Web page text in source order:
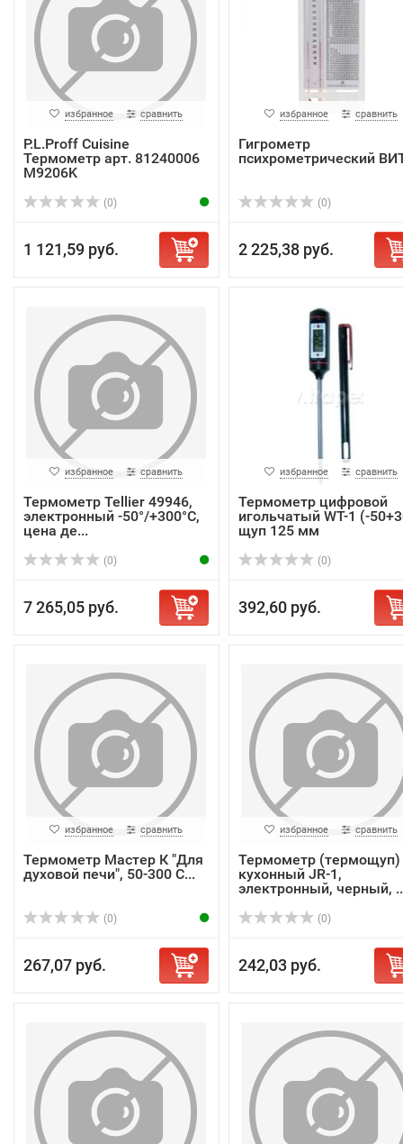
избранное сравнить
P.L.Proff Cuisine
Термометр арт. 81240006
M9206K
(0)
1 121,59 руб.
избранное сравнить
Гигрометр
психрометрический
(0)
2 225,38 руб.
избранное сравнить
Термометр Tellier 49946,
электронный -50°/+300°C,
цена де...
(0)
7 265,05 руб.
избранное сравнить
Термометр цифровой
игольчатый WT-1 (-
щуп 125 мм
(0)
392,60 руб.
избранное сравнить
Термометр Мастер К "Для
духовой печи", 50-300 C...
(0)
267,07 руб.
избранное сравнить
Термометр (термощуп)
кухонный JR-1,
электронный, черный,
(0)
242,03 руб.